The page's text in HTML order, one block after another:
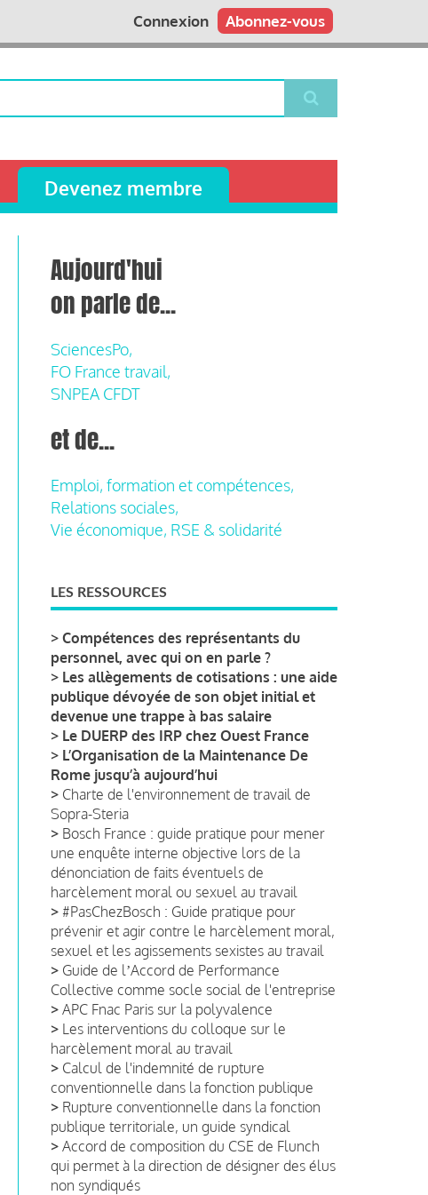
Abonnez-vous
Connexion
Devenez membre
Aujourd'hui
on parle de...
SciencesPo,
FO France travail,
SNPEA CFDT
et de...
Emploi, formation et compétences,
Relations sociales,
Vie économique, RSE & solidarité
LES RESSOURCES
> Compétences des représentants du
personnel, avec qui on en parle ?
> Les allègements de cotisations : une aide
publique dévoyée de son objet initial et
devenue une trappe à bas salaire
> Le DUERP des IRP chez Ouest France
> L’Organisation de la Maintenance De
Rome jusqu’à aujourd’hui
> Charte de l'environnement de travail de
Sopra-Steria
> Bosch France : guide pratique pour mener
une enquête interne objective lors de la
dénonciation de faits éventuels de
harcèlement moral ou sexuel au travail
> #PasChezBosch : Guide pratique pour
prévenir et agir contre le harcèlement moral,
sexuel et les agissements sexistes au travail
> Guide de lʼAccord de Performance
Collective comme socle social de l'entreprise
> APC Fnac Paris sur la polyvalence
> Les interventions du colloque sur le
harcèlement moral au travail
> Calcul de l'indemnité de rupture
conventionnelle dans la fonction publique
> Rupture conventionnelle dans la fonction
publique territoriale, un guide syndical
> Accord de composition du CSE de Flunch
qui permet à la direction de désigner des élus
non syndiqués